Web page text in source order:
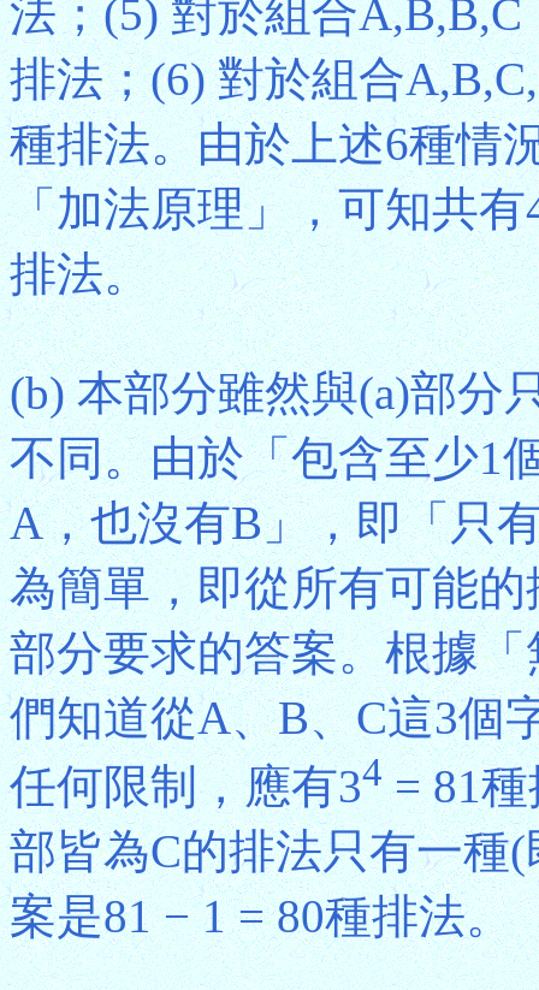
法；(5) 對於組合
排法；(6) 對於組合
種排法。由於上述6種情
「加法原理」，可知共有
排法。
(b) 本部分雖然與(a)部分
不同。由於「包含至少1
A，也沒有B」，即「只
為簡單，即從所有可能
部分要求的答案。根據
們知道從A、B、C這3個
任何限制，應有34= 81種
部皆為C的排法只有一種
案是81 − 1 = 80種排法。